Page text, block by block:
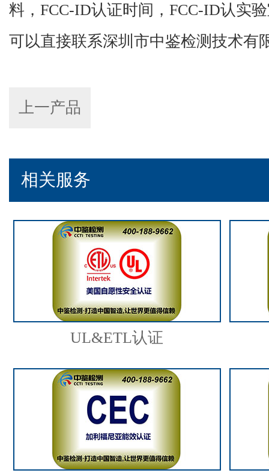
料，FCC-ID认证时间，FCC-ID认实
可以直接联系深圳市中鉴检测技术有
上一产品
相关服务
UL&ETL认证